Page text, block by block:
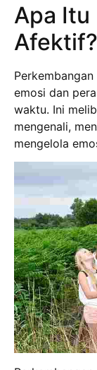
Apa Itu
Afektif?
emosi dan
waktu. Ini
mengenali,
mengelola